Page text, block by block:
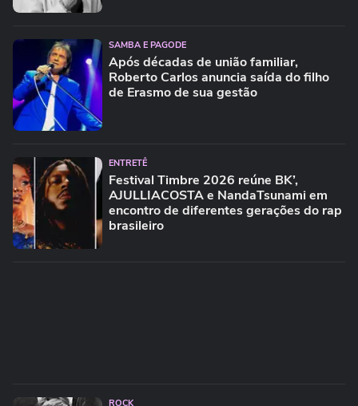
SAMBA E PAGODE
Após décadas de união familiar,
Roberto Carlos anuncia saída do filho
de Erasmo de sua gestão
ENTRETÊ
Festival Timbre 2026 reúne BK’,
AJULLIACOSTA e NandaTsunami em
encontro de diferentes gerações do rap
brasileiro
ROCK